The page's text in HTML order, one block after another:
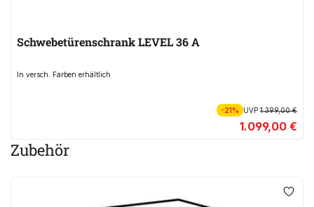
Schwebetürenschrank LEVEL 36 A
In versch. Farben erhältlich
-21% UVP1.399,00 €
1.099,00 €
Zubehör